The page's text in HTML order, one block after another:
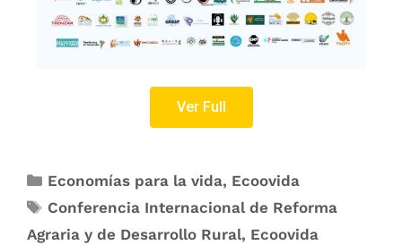
Ver Full
Economías para la vida, Ecoovida
Conferencia Internacional de Reforma
Agraria y de Desarrollo Rural, Ecoovida